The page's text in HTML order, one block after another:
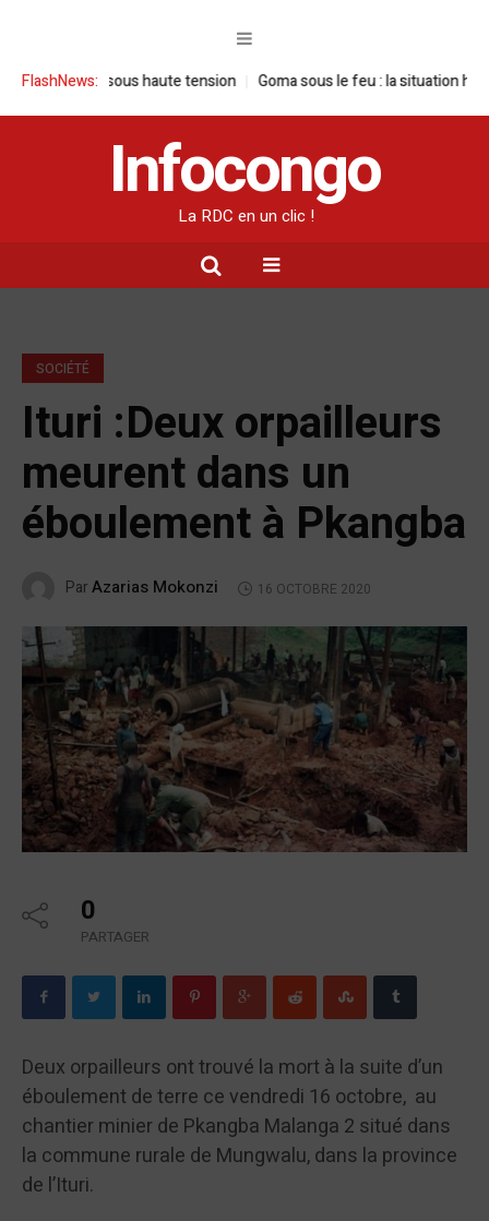
FlashNews:
visite sous haute tension Goma sous le feu : la situation humanitaire
Infocongo
La RDC en un clic !
SOCIÉTÉ
Ituri :Deux orpailleurs
meurent dans un
éboulement à Pkangba
ParAzarias Mokonzi 16 OCTOBRE 2020
0
PARTAGER
Deux orpailleurs ont trouvé la mort à la suite d’un
éboulement de terre ce vendredi 16 octobre, au
chantier minier de Pkangba Malanga 2 situé dans
la commune rurale de Mungwalu, dans la province
de l’Ituri.